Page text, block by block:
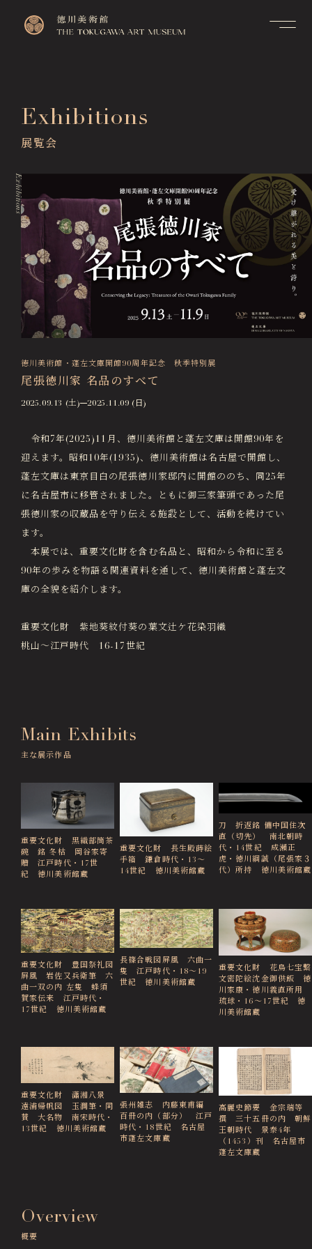
Visitor Information
Events & Programs
イベント・講座
Collection Search
作品検索
Image Services
& Publications
About Us
News
Support Us
ご支援について
関連施設
徳川園庭園 (日本庭園)
Hosa Library
名古屋市蓬左文庫（公開文庫）
徳川園エリア総合インフォメーションサイト
蘇山荘（和カフェ）
THE MUSEUM CAFE
ザ ミュージアムカフェ
オンラインチケット オンラインショップ
@tokubi_museumshop
Exhibitions
展覧会
Exhibitions
徳川美術館・蓬左文庫開館90周年記念 秋季特別展
尾張徳川家 名品のすべて
2025.09.13 (土) 2025.11.09 (日)
令和7年(2025)11月、徳川美術館と蓬左文庫は開館90年を
迎えます。昭和10年(1935)、徳川美術館は名古屋で開館し、
蓬左文庫は東京目白の尾張徳川家邸内に開館ののち、同25年
に名古屋市に移管されました。ともに御三家筆頭であった尾
張徳川家の収蔵品を守り伝える施設として、活動を続けてい
ます。
本展では、重要文化財を含む名品と、昭和から令和に至る
90年の歩みを物語る関連資料を通して、徳川美術館と蓬左文
庫の全貌を紹介します。
重要文化財 紫地葵紋付葵の葉文辻ケ花染羽織
桃山～江戸時代 16-17世紀
Main Exhibits
主な展示作品
重要文化財 黒織部筒茶
碗 銘 冬枯 岡谷家寄
贈 江戸時代・17世
紀 徳川美術館蔵
重要文化財 長生殿蒔絵
手箱 鎌倉時代・13～
14世紀 徳川美術館蔵
刀 折返銘 備中国住次
直（切先） 南北朝時
代・14世紀 成瀬正
虎・徳川綱誠（尾張家３
代）所持 徳川美術館蔵
重要文化財 豊国祭礼図
屛風 岩佐又兵衛筆 六
曲一双の内 左隻 蜂須
賀家伝来 江戸時代・
17世紀 徳川美術館蔵
長篠合戦図屏風 六曲一
隻 江戸時代・18～19
世紀 徳川美術館蔵
重要文化財 花鳥七宝繋
文密陀絵沈金御供飯 徳
川家康・徳川義直所用
琉球・16～17世紀 徳
川美術館蔵
重要文化財 瀟湘八景
遠浦帰帆図 玉澗筆・同
賛 大名物 南宋時代・
13世紀 徳川美術館蔵
張州雑志 内藤東甫編
百冊の内（部分） 江戸
時代・18世紀 名古屋
市蓬左文庫蔵
高麗史節要 金宗瑞等
撰 三十五冊の内 朝鮮
王朝時代 景泰4年
（1453）刊 名古屋市
蓬左文庫蔵
Overview
概要